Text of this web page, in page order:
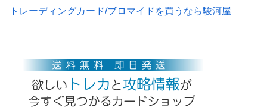
トレーディングカード/ブロマイドを買うなら駿河屋